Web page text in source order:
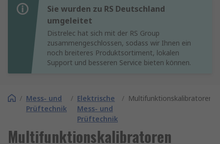
Sie wurden zu RS Deutschland
umgeleitet
Distrelec hat sich mit der RS Group
zusammengeschlossen, sodass wir Ihnen ein
noch breiteres Produktsortiment, lokalen
Support und besseren Service bieten können.
/ Mess- und
Prüftechnik
/ Elektrische
Mess- und
Prüftechnik
/ Multifunktionskalibratoren
Multifunktionskalibratoren